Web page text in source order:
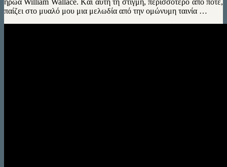
ήρωα William Wallace. Kαι αυτή τη στιγμή, περισσότερο από ποτέ,
παίζει στο μυαλό μου μια μελωδία από την ομώνυμη ταινία …